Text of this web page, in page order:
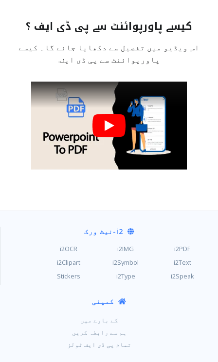
کیسے پاورپوائنٹ سے پی ڈی ایف ؟
اس ویڈیو میں تفصیل سے دکھایا جائے گا۔ کیسے
پاورپوائنٹ سے پی ڈی ایف.
i2-نیٹ ورک
i2PDF
i2IMG
i2OCR
i2Text
i2Symbol
i2Clipart
i2Speak
i2Type
Stickers
کمپنی
کے بارے میں
ہم سے رابطہ کریں
تمام پی ڈی ایف ٹولز